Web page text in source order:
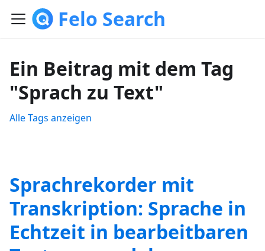
Felo Search
Ein Beitrag mit dem Tag
"Sprach zu Text"
Alle Tags anzeigen
Sprachrekorder mit
Transkription: Sprache in
Echtzeit in bearbeitbaren